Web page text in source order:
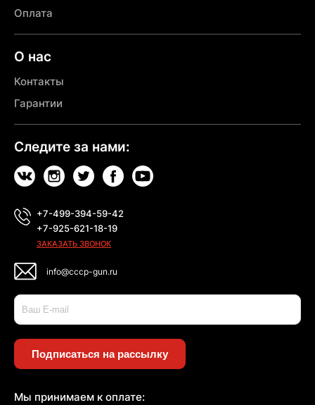
Оплата
О нас
Контакты
Гарантии
Следите за нами:
+7-499-394-59-42
+7-925-621-18-19
ЗАКАЗАТЬ ЗВОНОК
info@cccp-gun.ru
Подписаться на рассылку
Мы принимаем к оплате: